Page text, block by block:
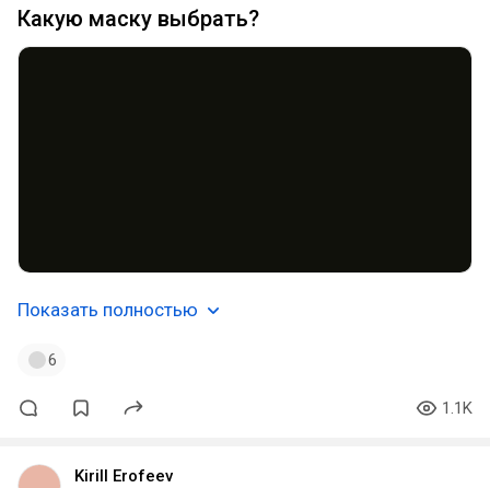
Какую маску выбрать?
Показать полностью
6
1.1K
Kirill Erofeev